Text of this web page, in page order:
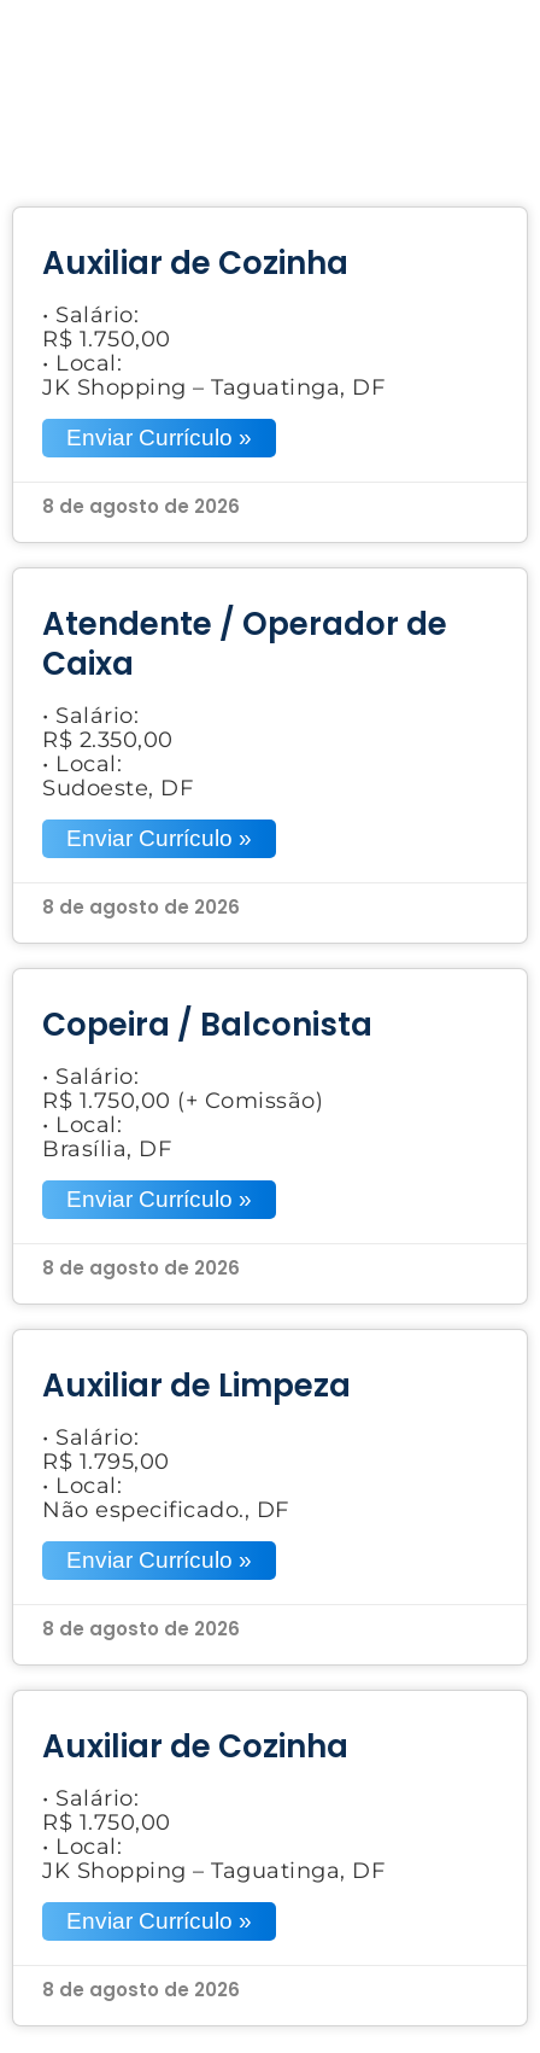
Auxiliar de Cozinha
• Salário:
R$ 1.750,00
• Local:
JK Shopping – Taguatinga, DF
Enviar Currículo »
8 de agosto de 2026
Atendente / Operador de
Caixa
• Salário:
R$ 2.350,00
• Local:
Sudoeste, DF
Enviar Currículo »
8 de agosto de 2026
Copeira / Balconista
• Salário:
R$ 1.750,00 (+ Comissão)
• Local:
Brasília, DF
Enviar Currículo »
8 de agosto de 2026
Auxiliar de Limpeza
• Salário:
R$ 1.795,00
• Local:
Não especificado., DF
Enviar Currículo »
8 de agosto de 2026
Auxiliar de Cozinha
• Salário:
R$ 1.750,00
• Local:
JK Shopping – Taguatinga, DF
Enviar Currículo »
8 de agosto de 2026